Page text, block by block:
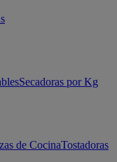
Secadoras por Kg
de CocinaTostadoras